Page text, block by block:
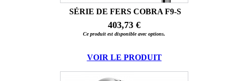
SÉRIE DE FERS COBRA F9-S
403,73 €
Ce produit est disponible avec options.
VOIR LE PRODUIT